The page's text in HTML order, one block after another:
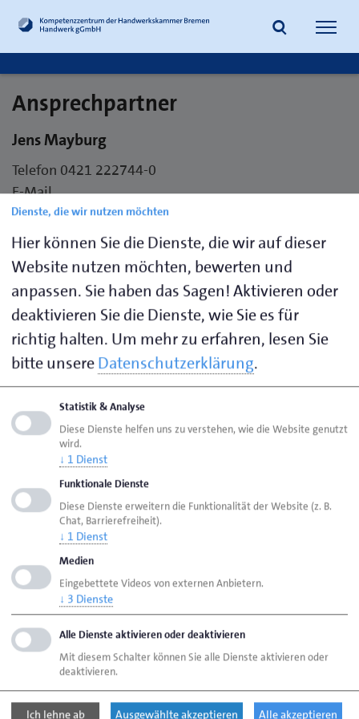
Suche
Ansprechpartner
Jens Mayburg
Telefon 0421 222744-0
E-Mail
mayburg.jens@handwerkbremen.de
Handwerk gGmbH
Schongauer Straße 2
28219 Bremen
Visitenkarte speichern (.vcf)
Ihr Ansprechpartner zu folgenden Themen:
Schweißlehrgänge/-prüfungen
Seite empfehlen
Seite drucken
aktualisiert am 15. Juli 2026
Handwerk Bremen
Personen
Mayburg, Jens
Handwerk gemeinnützige GmbH
Schongauer Straße 2
Dienste, die wir nutzen möchten
Hier können Sie die Dienste, die wir auf dieser
Website nutzen möchten, bewerten und
anpassen. Sie haben das Sagen! Aktivieren oder
deaktivieren Sie die Dienste, wie Sie es für
richtig halten. Um mehr zu erfahren, lesen Sie
bitte unsereDatenschutzerklärung.
Statistik & Analyse
Diese Dienste helfen uns zu verstehen, wie die Website genutzt
wird.
↓ 1 Dienst
Funktionale Dienste
Diese Dienste erweitern die Funktionalität der Website (z. B.
Chat, Barrierefreiheit).
↓ 1 Dienst
Medien
Eingebettete Videos von externen Anbietern.
↓ 3 Dienste
Alle Dienste aktivieren oder deaktivieren
Mit diesem Schalter können Sie alle Dienste aktivieren oder
deaktivieren.
Ich lehne ab Ausgewählte akzeptieren Alle akzeptieren